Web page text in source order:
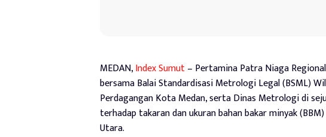
MEDAN,Index Sumut– Pertamina Patra Niaga
bersama Balai Standardisasi Metrologi Legal (BSML)
Perdagangan Kota Medan, serta Dinas Metrologi di
terhadap takaran dan ukuran bahan bakar minyak
Utara.